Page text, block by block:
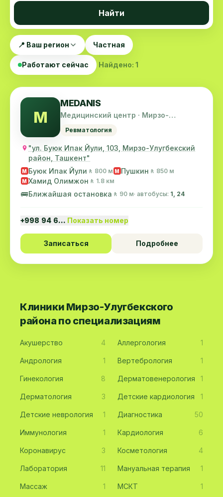
Найти
📍 Ваш регион Частная
Работают сейчас Найдено: 1
M
MEDANIS
Медицинский центр · Мирзо-
Ревматология
"ул. Буюк Ипак Йули, 103, Мирзо-Улугбекский
район, Ташкент"
M Буюк Ипак Йули 🚶 800 м M Пушкин 🚶 850 м
M Хамид Олимжон 🚶 1.8 км
🚌Ближайшая остановка 🚶 90 м· автобусы: 1, 24
+998 94 6… Показать номер
Записаться Подробнее
Клиники Мирзо-Улугбекского
района по специализациям
Акушерство 4 Аллергология 1
Андрология 1 Вертебрология 1
Гинекология 8 Дерматовенерология 1
Дерматология 3 Детские кардиология 1
Детские неврология 1 Диагностика 50
Иммунология 1 Кардиология 6
Коронавирус 3 Косметология 4
Лаборатория 11 Мануальная терапия 1
Массаж 1 МСКТ 1